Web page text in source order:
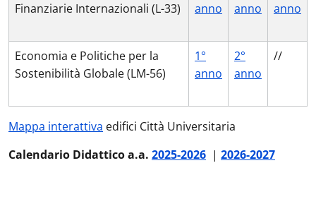
Finanziarie Internazionali (L-33)
anno
anno
anno
Economia e Politiche per la
Sostenibilità Globale (LM-56)
1°
anno
2°
anno
//
Mappa interattiva edifici Città Universitaria
Calendario Didattico a.a. 2025-2026 | 2026-2027